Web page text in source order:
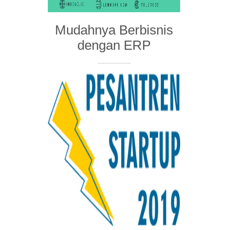
Mudahnya Berbisnis
dengan ERP